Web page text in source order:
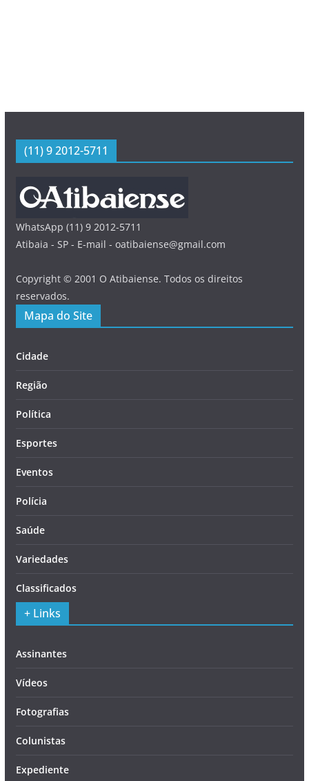
(11) 9 2012-5711
WhatsApp (11) 9 2012-5711
Atibaia - SP - E-mail - oatibaiense@gmail.com
Copyright © 2001 O Atibaiense. Todos os direitos
reservados.
Mapa do Site
Cidade
Região
Política
Esportes
Eventos
Polícia
Saúde
Variedades
Classificados
+ Links
Assinantes
Vídeos
Fotografias
Colunistas
Expediente